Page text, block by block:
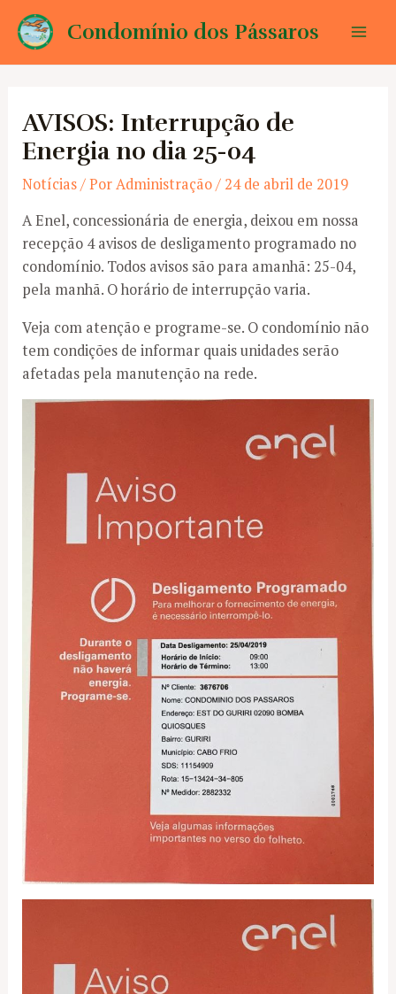
para
Condomínio dos Pássaros
AVISOS: Interrupção de
Energia no dia 25-04
Notícias/ PorAdministração/ 24 de abril de 2019
A Enel, concessionária de energia, deixou em nossa
recepção 4 avisos de desligamento programado no
condomínio. Todos avisos são para amanhã: 25-04,
pela manhã. O horário de interrupção varia.
Veja com atenção e programe-se. O condomínio não
tem condições de informar quais unidades serão
afetadas pela manutenção na rede.